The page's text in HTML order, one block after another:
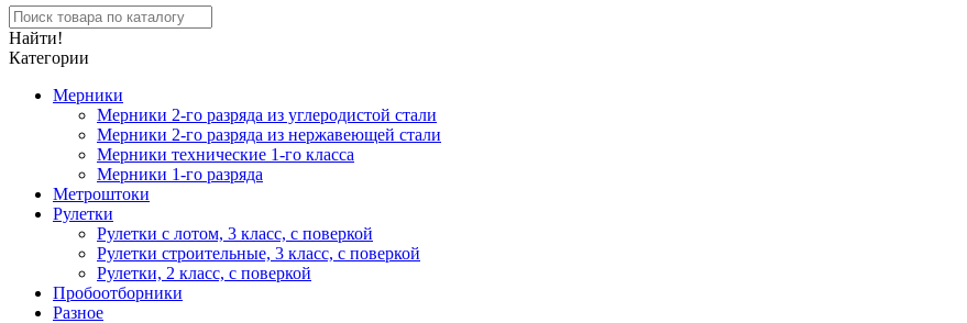
Найти!
Категории
Мерники
Мерники 2-го разряда из углеродистой стали
Мерники 2-го разряда из нержавеющей стали
Мерники технические 1-го класса
Мерники 1-го разряда
Метроштоки
Рулетки
Рулетки с лотом, 3 класс, с поверкой
Рулетки строительные, 3 класс, с поверкой
Рулетки, 2 класс, с поверкой
Пробоотборники
Разное